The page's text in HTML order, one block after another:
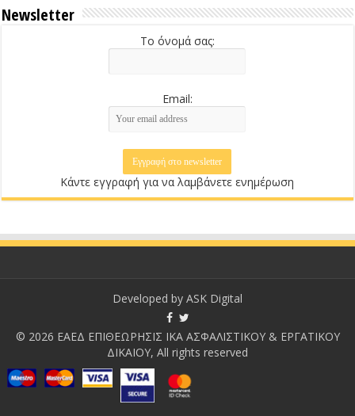
Newsletter
Το όνομά σας:
Email:
Κάντε εγγραφή για να λαμβάνετε ενημέρωση
Developed by ASK Digital
© 2026 ΕΑΕΔ ΕΠΙΘΕΩΡΗΣΙΣ ΙΚΑ ΑΣΦΑΛΙΣΤΙΚΟΥ & ΕΡΓΑΤΙΚΟΥ
ΔΙΚΑΙΟΥ, All rights reserved